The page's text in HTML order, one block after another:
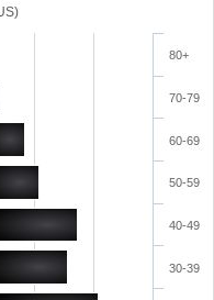
30-39
40-49
50-59
60-69
70-79
80+